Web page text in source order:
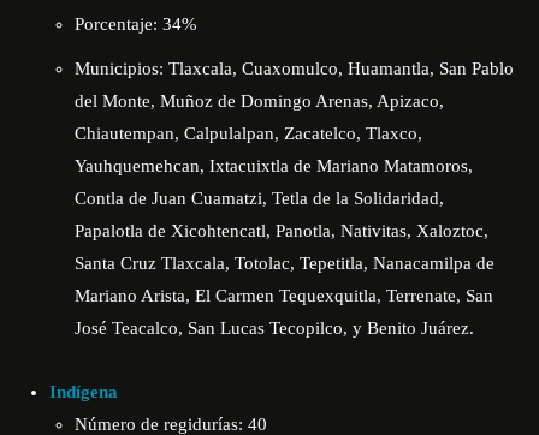
Porcentaje: 34%
Municipios: Tlaxcala, Cuaxomulco, Huamantla, San Pablo
del Monte, Muñoz de Domingo Arenas, Apizaco,
Chiautempan, Calpulalpan, Zacatelco, Tlaxco,
Yauhquemehcan, Ixtacuixtla de Mariano Matamoros,
Contla de Juan Cuamatzi, Tetla de la Solidaridad,
Papalotla de Xicohtencatl, Panotla, Nativitas, Xaloztoc,
Santa Cruz Tlaxcala, Totolac, Tepetitla, Nanacamilpa de
Mariano Arista, El Carmen Tequexquitla, Terrenate, San
José Teacalco, San Lucas Tecopilco, y Benito Juárez.
Indígena
Número de regidurías: 40